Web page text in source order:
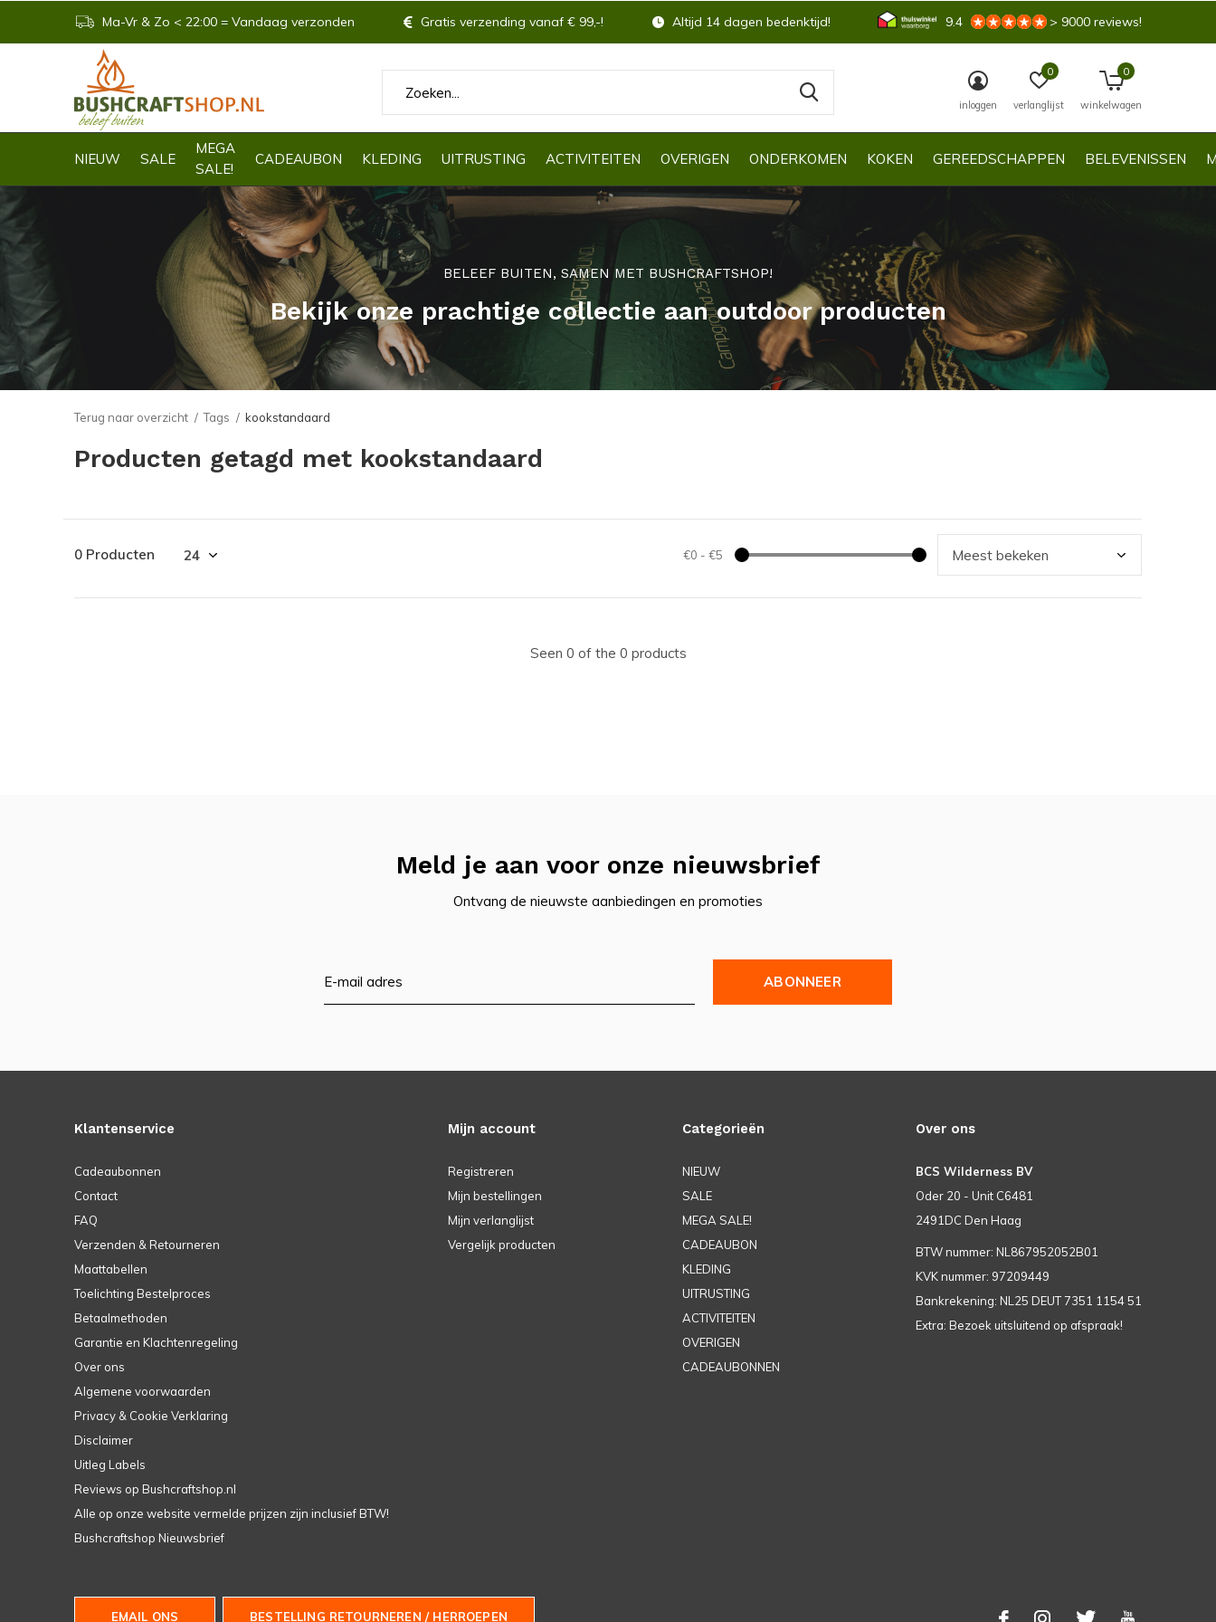
NIEUW SALE
MEGA
SALE!
CADEAUBON KLEDING UITRUSTING ACTIVITEITEN OVERIGEN ONDERKOMEN KOKEN GEREEDSCHAPPEN BELEVENISSEN
inloggen verlanglijst
0
winkelwagen
0
Ma-Vr & Zo < 22:00 = Vandaag verzonden Gratis verzending vanaf € 99,-! Altijd 14 dagen bedenktijd! 9.4 > 9000 reviews!
BELEEF BUITEN, SAMEN MET BUSHCRAFTSHOP!
Bekijk onze prachtige collectie aan outdoor producten
Terug naar overzicht Tags kookstandaard
Producten getagd met kookstandaard
0 Producten €0 - €5
Seen 0 of the 0 products
Meld je aan voor onze nieuwsbrief
Ontvang de nieuwste aanbiedingen en promoties
ABONNEER
Klantenservice
Cadeaubonnen
Contact
FAQ
Verzenden & Retourneren
Maattabellen
Toelichting Bestelproces
Betaalmethoden
Garantie en Klachtenregeling
Over ons
Algemene voorwaarden
Privacy & Cookie Verklaring
Disclaimer
Uitleg Labels
Reviews op Bushcraftshop.nl
Alle op onze website vermelde prijzen zijn inclusief BTW!
Bushcraftshop Nieuwsbrief
Mijn account
Registreren
Mijn bestellingen
Mijn verlanglijst
Vergelijk producten
Categorieën
NIEUW
SALE
MEGA SALE!
CADEAUBON
KLEDING
UITRUSTING
ACTIVITEITEN
OVERIGEN
CADEAUBONNEN
Over ons
BCS Wilderness BV
Oder 20 - Unit C6481
2491DC Den Haag
BTW nummer: NL867952052B01
KVK nummer: 97209449
Bankrekening: NL25 DEUT 7351 1154 51
Extra: Bezoek uitsluitend op afspraak!
EMAIL ONS BESTELLING RETOURNEREN / HERROEPEN